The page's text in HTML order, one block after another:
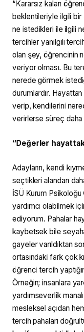
“Kararsız kalan
beklentileriyle ilgili bir
ne istedikleri ile ilgili
tercihler yanılgılı
olan şey, öğrencinin
veriyor olması. Bu
nerede görmek
durumlardır.
verip, kendilerini
verirlerse süreç daha
“Değerler
Adayların, kendi
seçtikleri alandan
İSÜ Kurum
yardımcı olabilmek
ediyorum. Pahalar
kaybetsek bile
gayeler varıldıktan
ortasındaki fark çok
öğrenci tercih
Örneğin; insanlara
yardımseverlik
mesleksel açıdan
tercih pahaları